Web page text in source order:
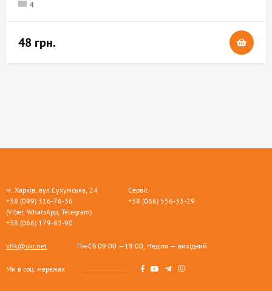
4
48 грн.
м. Харків, вул.Сухумська, 24
+38 (099) 316-76-36
(Viber, WhatsApp, Telegram)
+38 (066) 179-82-90
Сервіс
+38 (066) 556-33-29
khk@ukr.net Пн-Сб 09:00 —18:00, Неділя — вихідний
Ми в соц. мережах